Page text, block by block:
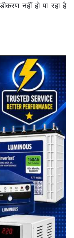
नहीं हो पा रहा है